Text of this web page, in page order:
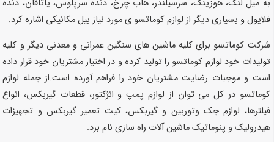
به میل لنگ، هوزینگ، سرسیلندر، هاب چرخ، دنده سرپلوس، یاتاقان، دنده
فلایول و بسیاری دیگر از لوازم کوماتسو ی مورد نیاز بیل مکانیکی اشاره کرد.
شرکت کوماتسو برای کلیه ماشین های سنگین عمرانی و معدنی دیگر و کلیه
تولیدات خود لوازم کوماتسو را تولید کرده و در اختیار مشتریان خود قرار داده
است و موجبات رضایت مشتریان خود را فراهم آورده است.از جمله لوازم
کوماتسو در کل می توان از لوازم پمپ و انژکتور، قطعات گیربکس، انواع
فیلترها، لوازم جک وتوربین و گیربکس، کیت تعمیر گیربکس و تجهیزات
هیدرولیک و پنوماتیک ماشین آلات راه سازی نام برد.